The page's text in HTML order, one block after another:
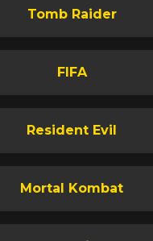
Tomb Raider
FIFA
Resident Evil
Mortal Kombat